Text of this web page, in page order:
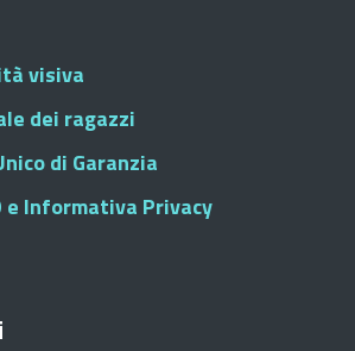
visiva
dei ragazzi
di Garanzia
e Informativa Privacy